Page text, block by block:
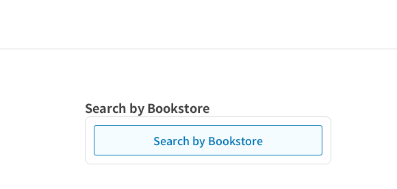
Search by Bookstore
Search by Bookstore